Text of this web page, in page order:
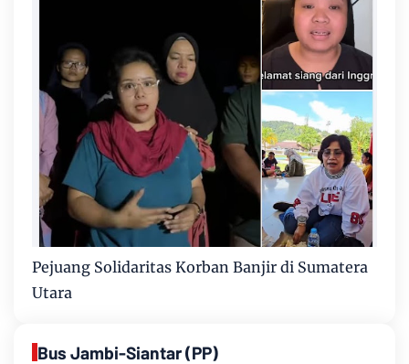
Pejuang Solidaritas Korban Banjir di Sumatera
Utara
Bus Jambi-Siantar (PP)